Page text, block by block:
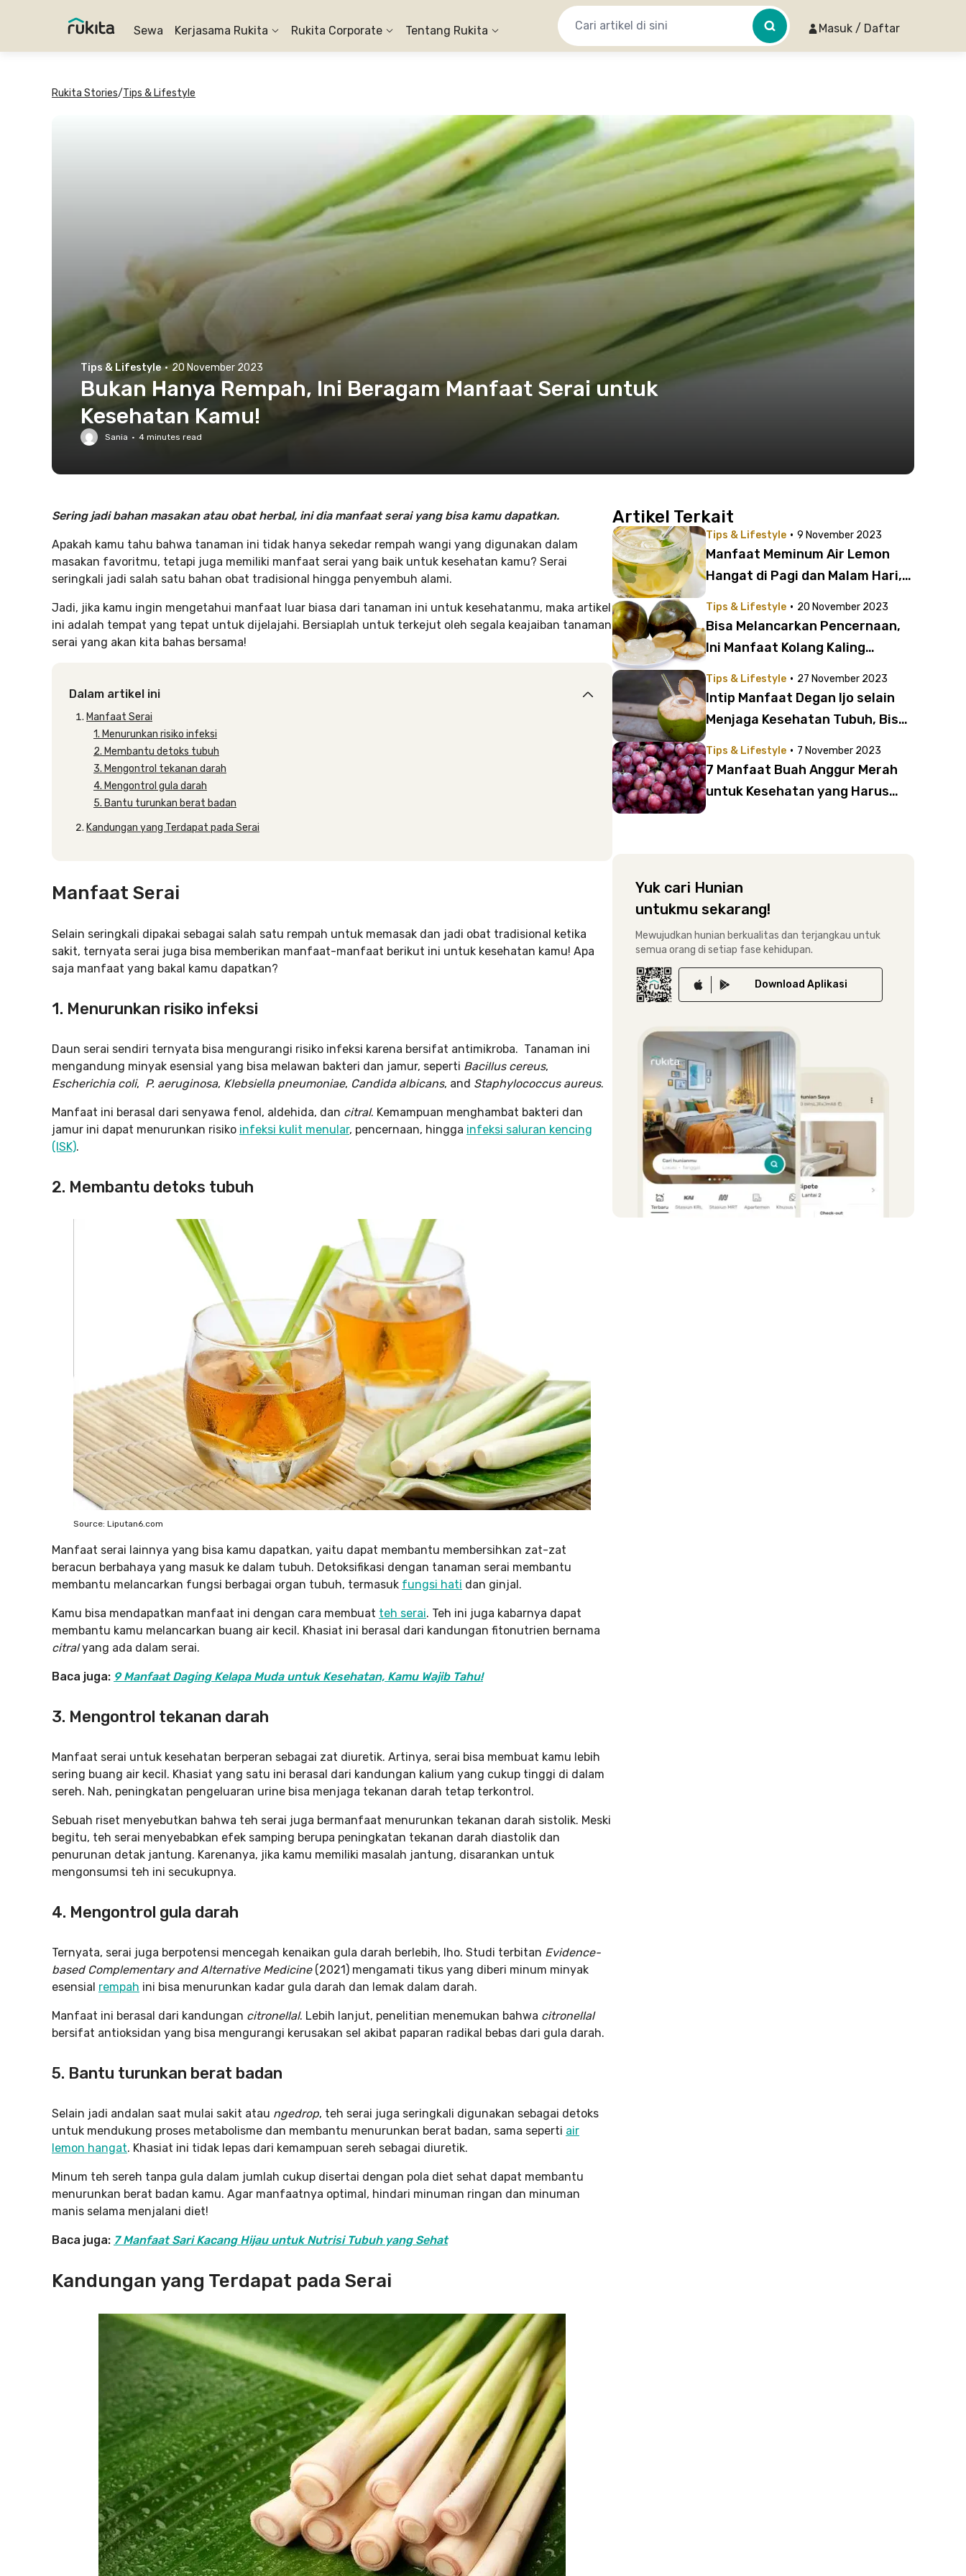
Sewa Kerjasama Rukita Rukita Corporate Tentang Rukita Masuk / Daftar
Rukita Stories/Tips & Lifestyle
Tips & Lifestyle · 20 November 2023
Bukan Hanya Rempah, Ini Beragam Manfaat Serai untuk
Kesehatan Kamu!
Sania · 4 minutes read
Sering jadi bahan masakan atau obat herbal, ini dia manfaat serai yang bisa kamu dapatkan.
Apakah kamu tahu bahwa tanaman ini tidak hanya sekedar rempah wangi yang digunakan dalam
masakan favoritmu, tetapi juga memiliki manfaat serai yang baik untuk kesehatan kamu? Serai
seringkali jadi salah satu bahan obat tradisional hingga penyembuh alami.
Jadi, jika kamu ingin mengetahui manfaat luar biasa dari tanaman ini untuk kesehatanmu, maka artikel
ini adalah tempat yang tepat untuk dijelajahi. Bersiaplah untuk terkejut oleh segala keajaiban tanaman
serai yang akan kita bahas bersama!
Dalam artikel ini
Manfaat Serai
1. Menurunkan risiko infeksi
2. Membantu detoks tubuh
3. Mengontrol tekanan darah
4. Mengontrol gula darah
5. Bantu turunkan berat badan
Kandungan yang Terdapat pada Serai
Manfaat Serai
Selain seringkali dipakai sebagai salah satu rempah untuk memasak dan jadi obat tradisional ketika
sakit, ternyata serai juga bisa memberikan manfaat-manfaat berikut ini untuk kesehatan kamu! Apa
saja manfaat yang bakal kamu dapatkan?
1. Menurunkan risiko infeksi
Daun serai sendiri ternyata bisa mengurangi risiko infeksi karena bersifat antimikroba. Tanaman ini
mengandung minyak esensial yang bisa melawan bakteri dan jamur, seperti Bacillus cereus,
Escherichia coli, P. aeruginosa, Klebsiella pneumoniae, Candida albicans, and Staphylococcus aureus.
Manfaat ini berasal dari senyawa fenol, aldehida, dan citral. Kemampuan menghambat bakteri dan
jamur ini dapat menurunkan risiko infeksi kulit menular, pencernaan, hingga infeksi saluran kencing
(ISK).
2. Membantu detoks tubuh
Source: Liputan6.com
Manfaat serai lainnya yang bisa kamu dapatkan, yaitu dapat membantu membersihkan zat-zat
beracun berbahaya yang masuk ke dalam tubuh. Detoksifikasi dengan tanaman serai membantu
membantu melancarkan fungsi berbagai organ tubuh, termasuk fungsi hati dan ginjal.
Kamu bisa mendapatkan manfaat ini dengan cara membuat teh serai. Teh ini juga kabarnya dapat
membantu kamu melancarkan buang air kecil. Khasiat ini berasal dari kandungan fitonutrien bernama
citralyang ada dalam serai.
Baca juga: 9 Manfaat Daging Kelapa Muda untuk Kesehatan, Kamu Wajib Tahu!
3. Mengontrol tekanan darah
Manfaat serai untuk kesehatan berperan sebagai zat diuretik. Artinya, serai bisa membuat kamu lebih
sering buang air kecil. Khasiat yang satu ini berasal dari kandungan kalium yang cukup tinggi di dalam
sereh. Nah, peningkatan pengeluaran urine bisa menjaga tekanan darah tetap terkontrol.
Sebuah riset menyebutkan bahwa teh serai juga bermanfaat menurunkan tekanan darah sistolik. Meski
begitu, teh serai menyebabkan efek samping berupa peningkatan tekanan darah diastolik dan
penurunan detak jantung. Karenanya, jika kamu memiliki masalah jantung, disarankan untuk
mengonsumsi teh ini secukupnya.
4. Mengontrol gula darah
Ternyata, serai juga berpotensi mencegah kenaikan gula darah berlebih, lho. Studi terbitan Evidence-
based Complementary and Alternative Medicine (2021) mengamati tikus yang diberi minum minyak
esensial rempah ini bisa menurunkan kadar gula darah dan lemak dalam darah.
Manfaat ini berasal dari kandungan citronellal. Lebih lanjut, penelitian menemukan bahwa citronellal
bersifat antioksidan yang bisa mengurangi kerusakan sel akibat paparan radikal bebas dari gula darah.
5. Bantu turunkan berat badan
Selain jadi andalan saat mulai sakit atau ngedrop, teh serai juga seringkali digunakan sebagai detoks
untuk mendukung proses metabolisme dan membantu menurunkan berat badan, sama seperti air
lemon hangat. Khasiat ini tidak lepas dari kemampuan sereh sebagai diuretik.
Minum teh sereh tanpa gula dalam jumlah cukup disertai dengan pola diet sehat dapat membantu
menurunkan berat badan kamu. Agar manfaatnya optimal, hindari minuman ringan dan minuman
manis selama menjalani diet!
Baca juga: 7 Manfaat Sari Kacang Hijau untuk Nutrisi Tubuh yang Sehat
Kandungan yang Terdapat pada Serai
Artikel Terkait
Tips & Lifestyle · 9 November 2023
Manfaat Meminum Air Lemon
Hangat di Pagi dan Malam Hari,
Tips & Lifestyle · 20 November 2023
Bisa Melancarkan Pencernaan,
Ini Manfaat Kolang Kaling
Tips & Lifestyle · 27 November 2023
Intip Manfaat Degan Ijo selain
Menjaga Kesehatan Tubuh, Bisa
Tips & Lifestyle · 7 November 2023
7 Manfaat Buah Anggur Merah
untuk Kesehatan yang Harus
Yuk cari Hunian
untukmu sekarang!
Mewujudkan hunian berkualitas dan terjangkau untuk
semua orang di setiap fase kehidupan.
Download Aplikasi